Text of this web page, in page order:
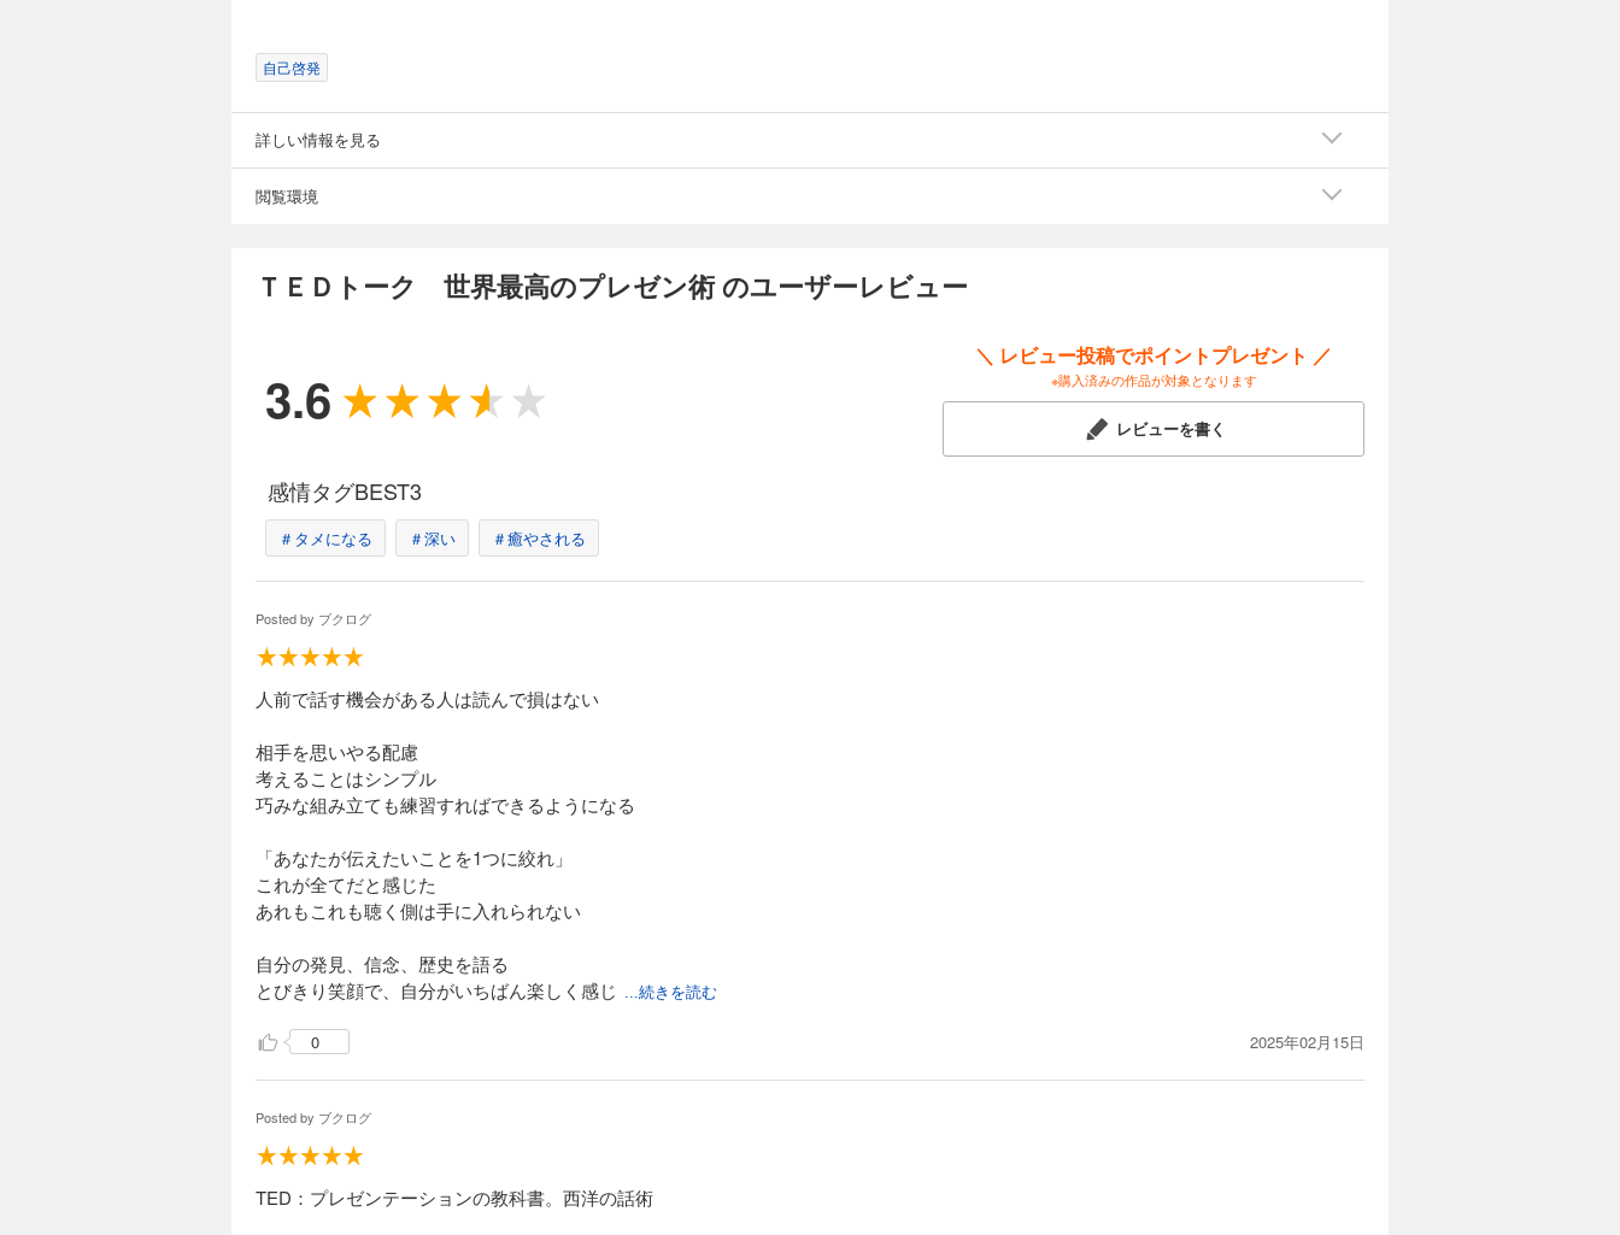
自己啓発
詳しい情報を見る
閲覧環境
ＴＥＤトーク 世界最高のプレゼン術 のユーザーレビュー
3.6
＼ レビュー投稿でポイントプレゼント ／
※購入済みの作品が対象となります
レビューを書く
感情タグBEST3
＃タメになる ＃深い ＃癒やされる
Posted by ブクログ
人前で話す機会がある人は読んで損はない
相手を思いやる配慮
考えることはシンプル
巧みな組み立ても練習すればできるようになる
「あなたが伝えたいことを1つに絞れ」
これが全てだと感じた
あれもこれも聴く側は手に入れられない
自分の発見、信念、歴史を語る
とびきり笑顔で、自分がいちばん楽しく感じ
...続きを読む
0 2025年02月15日
Posted by ブクログ
TED：プレゼンテーションの教科書。西洋の話術